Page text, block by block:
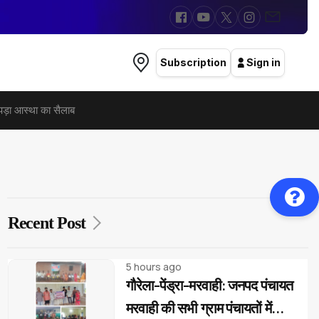
Subscription Sign in
आस्था का सैलाब
Recent Post
5 hours ago
गौरेला-पेंड्रा-मरवाही: जनपद पंचायत
मरवाही की सभी ग्राम पंचायतों में